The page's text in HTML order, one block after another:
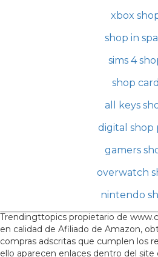
xbox
shop in
sims 4
shop card
all keys
digital shop
gamers
overwatch
nintendo
Trendingttopics propietario de
en calidad de Afiliado de Amazon,
compras adscritas que cumplen los
ello aparecen enlaces dentro del site